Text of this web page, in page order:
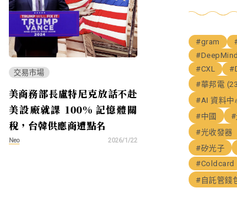
交易市場
美商務部長盧特尼克放話不赴
美設廠就課 100% 記憶體關
稅，台韓供應商遭點名
Neo 2026/1/22
#gram
#DeepMind
#CXL
#華邦電
#AI 資料中
#中國
#
#光收發器
#矽光子
#Coldcard
#自託管錢